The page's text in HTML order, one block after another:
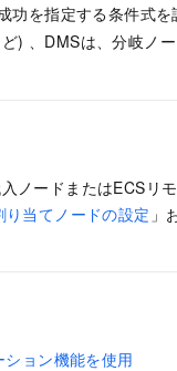
功を指定する条件式
) 、DMSは、分岐ノ
ノードまたはECSリ
り当てノードの設定 」
ョン機能を使用